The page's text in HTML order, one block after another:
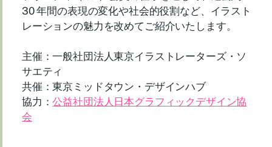
30 年間の表現の変化や社会的役割など、イラスト
レーションの魅力を改めてご紹介いたします。
主催：一般社団法人東京イラストレーターズ・ソ
サエティ
共催：東京ミッドタウン・デザインハブ
協力：公益社団法人日本グラフィックデザイン協
会